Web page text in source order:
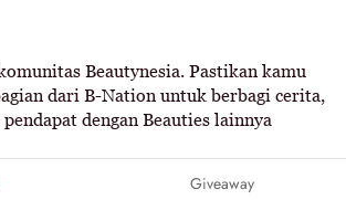
Beautynesia. Pastikan kamu
dari B-Nation untuk berbagi cerita,
dengan Beauties lainnya
Giveaway